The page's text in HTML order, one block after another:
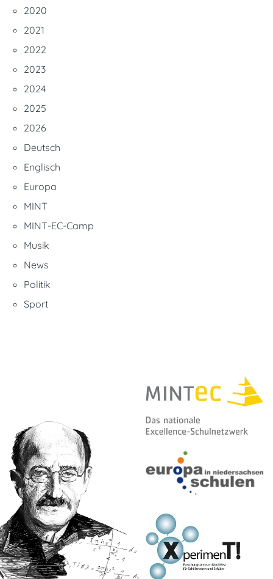
2020
2021
2022
2023
2024
2025
2026
Deutsch
Englisch
Europa
MINT
MINT-EC-Camp
Musik
News
Politik
Sport